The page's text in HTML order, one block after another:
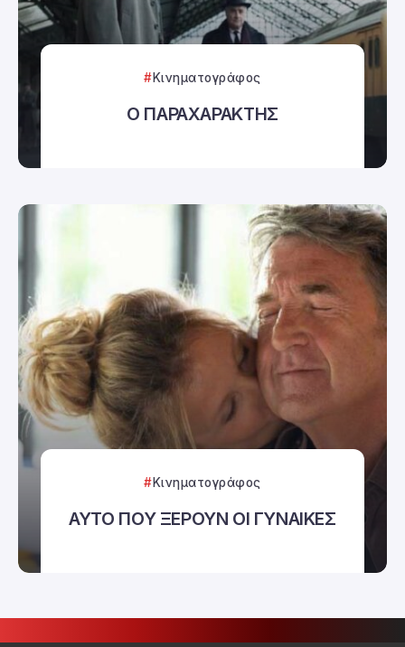
Κινηματογράφος
Ο ΠΑΡΑΧΑΡΑΚΤΗΣ
Κινηματογράφος
ΑΥΤΟ ΠΟΥ ΞΕΡΟΥΝ ΟΙ ΓΥΝΑΙΚΕΣ